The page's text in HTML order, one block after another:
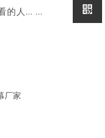
的人... ...